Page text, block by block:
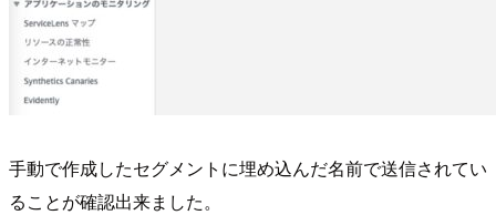
手動で作成したセグメントに埋め込んだ名前で送信されてい
ることが確認出来ました。